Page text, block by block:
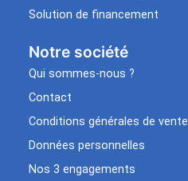
Solution de financement
Notre société
Qui sommes-nous ?
Contact
Conditions générales de vente
Données personnelles
Nos 3 engagements